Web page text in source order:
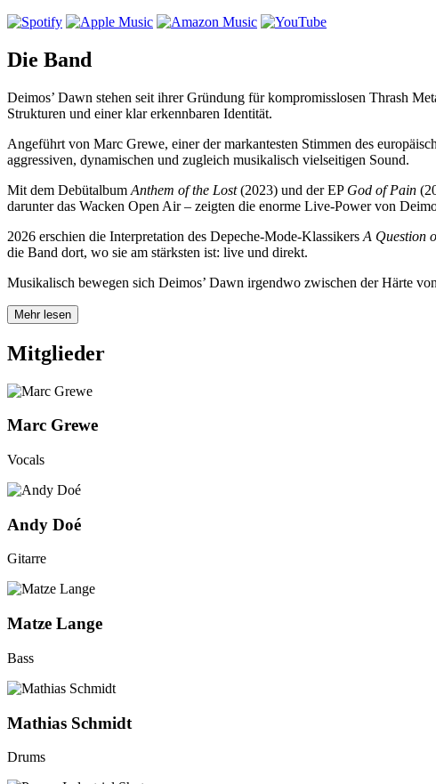
Die Band
Deimos’ Dawn stehen seit ihrer Gründung für kompromisslosen Thrash
Strukturen und einer klar erkennbaren Identität.
Angeführt von Marc Grewe, einer der markantesten Stimmen des
aggressiven, dynamischen und zugleich musikalisch vielseitigen Sound.
Mit dem Debütalbum Anthem of the Lost(2023) und der EP God of Pain
darunter das Wacken Open Air – zeigten die enorme Live‑Power von
2026 erschien die Interpretation des Depeche‑Mode‑Klassikers A Question
die Band dort, wo sie am stärksten ist: live und direkt.
Musikalisch bewegen sich Deimos’ Dawn irgendwo zwischen der Härte
Mehr lesen
Mitglieder
Marc Grewe
Vocals
Andy Doé
Gitarre
Matze Lange
Bass
Mathias Schmidt
Drums